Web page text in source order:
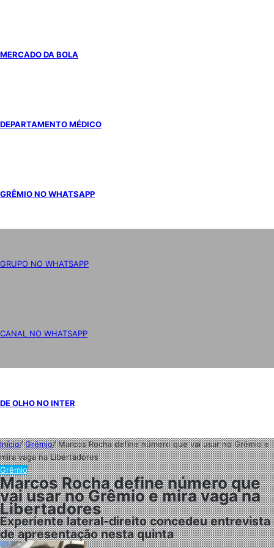
MERCADO DA BOLA
DEPARTAMENTO MÉDICO
GRÊMIO NO WHATSAPP
GRUPO NO WHATSAPP
CANAL NO WHATSAPP
DE OLHO NO INTER
Início/Grêmio/Marcos Rocha define número que vai usar no Grêmio e
mira vaga na Libertadores
Grêmio
Marcos Rocha define número que
vai usar no Grêmio e mira vaga na
Libertadores
Experiente lateral-direito concedeu entrevista
de apresentação nesta quinta